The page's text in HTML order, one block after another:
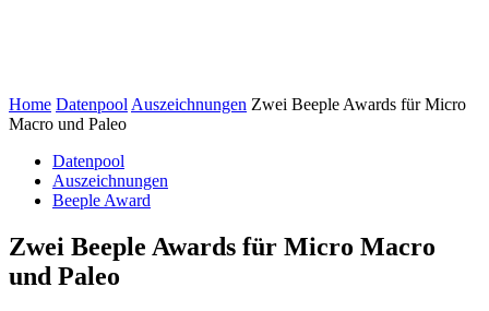
Home Datenpool Auszeichnungen Zwei Beeple Awards für Micro
Macro und Paleo
Datenpool
Auszeichnungen
Beeple Award
Zwei Beeple Awards für Micro Macro
und Paleo